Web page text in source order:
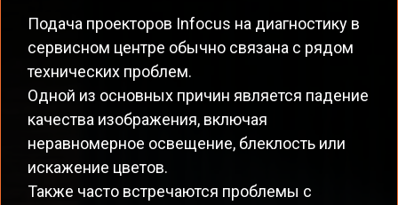
Подача проекторов Infocus на диагностику в
сервисном центре обычно связана с рядом
технических проблем.
Одной из основных причин является падение
качества изображения, включая
неравномерное освещение, блеклость или
искажение цветов.
Также часто встречаются проблемы с